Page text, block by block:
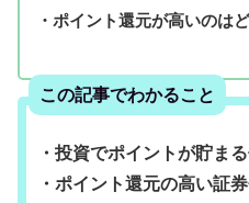
・ポイント還元が高いのは
この記事でわかること
・投資でポイントが貯ま
・ポイント還元の高い証